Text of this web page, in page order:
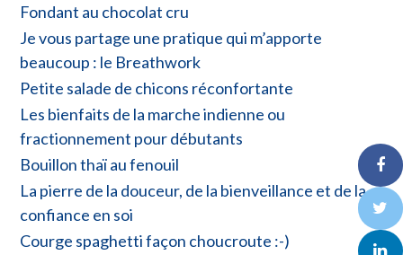
Fondant au chocolat cru
Je vous partage une pratique qui m’apporte
beaucoup : le Breathwork
Petite salade de chicons réconfortante
Les bienfaits de la marche indienne ou
fractionnement pour débutants
Bouillon thaï au fenouil
La pierre de la douceur, de la bienveillance et de la
confiance en soi
Courge spaghetti façon choucroute :-)